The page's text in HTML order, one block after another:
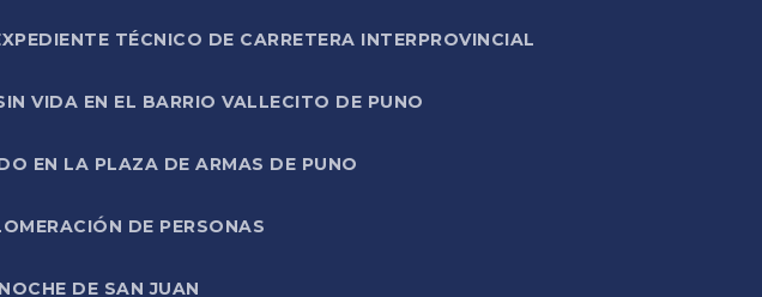
TÉCNICO DE CARRETERA INTERPROVINCIAL
VIDA EN EL BARRIO VALLECITO DE PUNO
EN LA PLAZA DE ARMAS DE PUNO
DE PERSONAS
DE SAN JUAN